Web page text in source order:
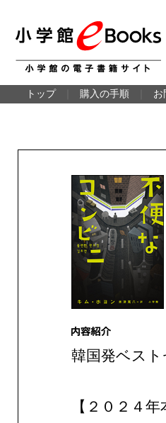
トップ 購入の手順 お
韓国発ベス
【２０２４